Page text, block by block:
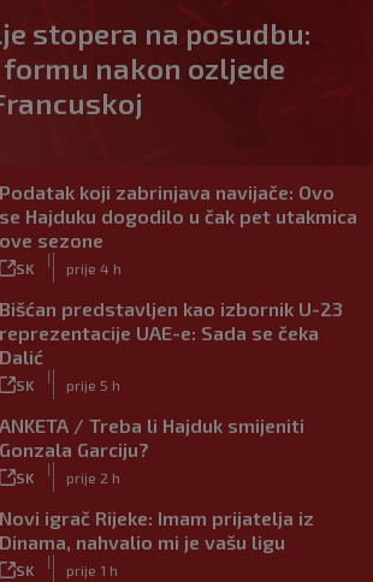
stopera na posudbu:
nakon ozljede
Podatak koji zabrinjava navijače: Ovo
se Hajduku dogodilo u čak pet utakmica
ove sezone
SK
|
prije 4 h
Bišćan predstavljen kao izbornik U-23
reprezentacije UAE-e: Sada se čeka
Dalić
SK
|
prije 5 h
ANKETA / Treba li Hajduk smijeniti
Gonzala Garciju?
SK
|
prije 2 h
Novi igrač Rijeke: Imam prijatelja iz
Dinama, nahvalio mi je vašu ligu
SK
|
prije 1 h